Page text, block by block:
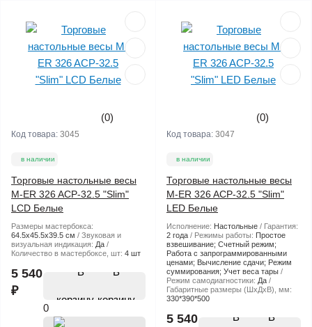
(0)
Код товара: 3045
в наличии
Торговые настольные весы
M-ER 326 ACP-32.5 "Slim"
LCD Белые
Размеры мастербокса:
64.5х45.5х39.5 см
Звуковая и
визуальная индикация: Да
Количество в мастербоксе, шт: 4 шт
5 540
₽
В
корзину
0
(0)
Код товара: 3047
в наличии
Торговые настольные весы
M-ER 326 ACP-32.5 "Slim"
LED Белые
Исполнение: Настольные
Гарантия:
2 года
Режимы работы: Простое
взвешивание; Счетный режим;
Работа с запрограммированными
ценами; Вычисление сдачи; Режим
суммирования; Учет веса тары
Режим самодиагностики: Да
Габаритные размеры (ШхДхВ), мм:
330*390*500
5 540
В